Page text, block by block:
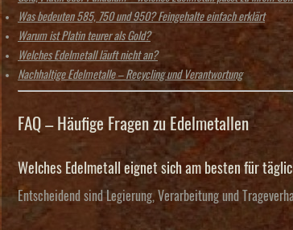
Was bedeuten 585, 750 und 950? Feingehalte einfach erklärt
Warum ist Platin teurer als Gold?
Welches Edelmetall läuft nicht an?
Nachhaltige Edelmetalle – Recycling und Verantwortung
FAQ – Häufige Fragen zu Edelmetallen
Welches Edelmetall eignet sich am besten für
Entscheidend sind Legierung, Verarbeitung und